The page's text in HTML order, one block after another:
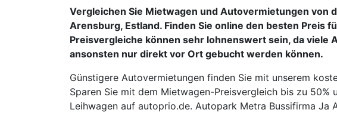
Vergleichen Sie Mietwagen und Autovermietungen von
Arensburg, Estland. Finden Sie online den besten Preis
Preisvergleiche können sehr lohnenswert sein, da viele
ansonsten nur direkt vor Ort gebucht werden können.
Günstigere Autovermietungen finden Sie mit unserem
Sparen Sie mit dem Mietwagen-Preisvergleich bis zu 50%
Leihwagen auf autoprio.de. Autopark Metra Bussifirma Ja